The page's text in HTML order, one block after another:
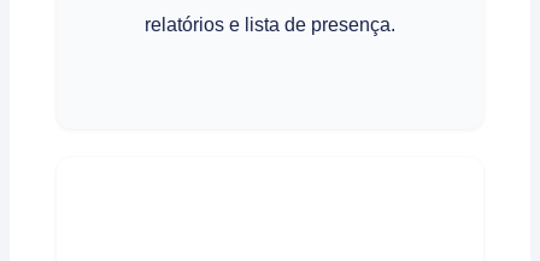
relatórios e lista de presença.